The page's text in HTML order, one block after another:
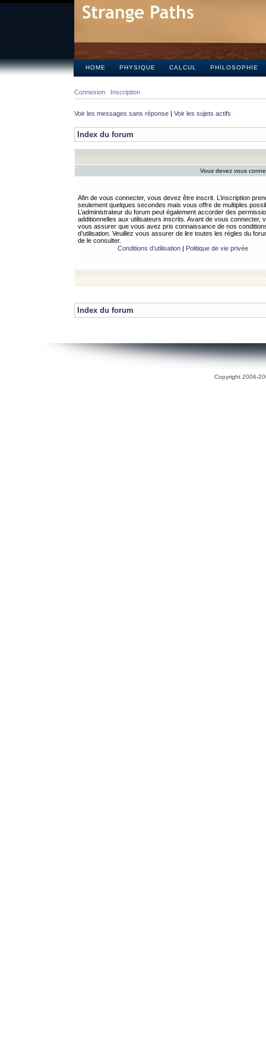
HOME PHYSIQUE CALCUL PHILOSOPHIE
Connexion Inscription
Voir les messages sans réponse | Voir les sujets actifs
Index du forum
Vous devez vous
Afin de vous connecter, vous devez être inscrit. L’inscription
seulement quelques secondes mais vous offre de multiples
L’administrateur du forum peut également accorder des
additionnelles aux utilisateurs inscrits. Avant de vous connecter,
vous assurer que vous avez pris connaissance de nos
d’utilisation. Veuillez vous assurer de lire toutes les règles du
de le consulter.
Conditions d’utilisation| Politique de vie privée
Index du forum
Copyright 2006-